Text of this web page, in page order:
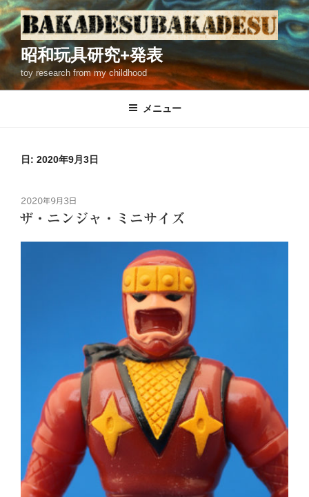
コ
ン
テ
ン
ツ
へ
昭和玩具研究+発表
toy research from my childhood
メニュー
日: 2020年9月3日
投
稿
日:
2020年9月3日
ザ・ニンジャ・ミニサイズ